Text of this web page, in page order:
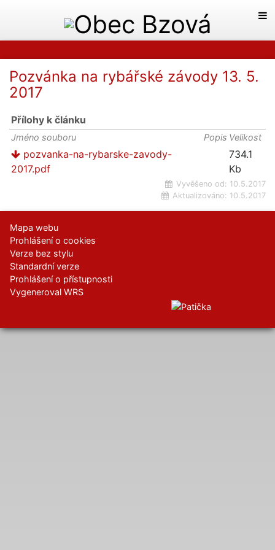
Pozvánka na rybářské závody 13. 5.
2017
Přílohy k článku
Jméno souboru Popis Velikost
pozvanka-na-rybarske-zavody-
2017.pdf
734.1
Kb
Vyvěšeno od: 10.5.2017
Aktualizováno: 10.5.2017
Mapa webu
Prohlášení o cookies
Verze bez stylu
Standardní verze
Prohlášení o přístupnosti
Vygeneroval WRS